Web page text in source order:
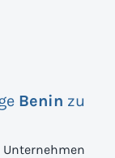
Benin zu